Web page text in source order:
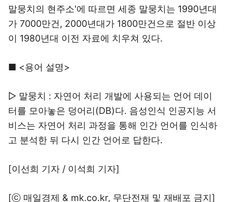
말뭉치의 현주소'에 따르면 세종 말뭉치는 1990년대
가 7000만건, 2000년대가 1800만건으로 절반 이상
이 1980년대 이전 자료에 치우쳐 있다.
■ <용어 설명>
▷ 말뭉치 : 자연어 처리 개발에 사용되는 언어 데이
터를 모아놓은 덩어리(DB)다. 음성인식 인공지능 서
비스는 자연어 처리 과정을 통해 인간 언어를 인식하
고 분석한 뒤 다시 인간 언어로 답한다.
[이선희 기자 / 이석희 기자]
[ⓒ 매일경제 & mk.co.kr, 무단전재 및 재배포 금지]